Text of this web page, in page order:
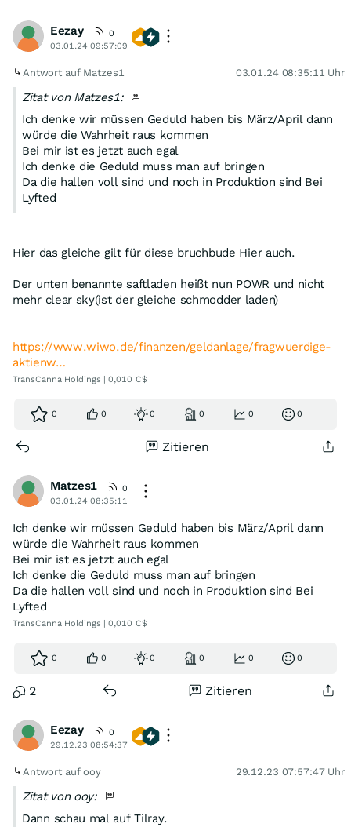
Eezay
0
03.01.24 09:57:09
Antwort auf Matzes1 03.01.24 08:35:11 Uhr
Zitat von Matzes1:
Ich denke wir müssen Geduld haben bis März/April dann
würde die Wahrheit raus kommen
Bei mir ist es jetzt auch egal
Ich denke die Geduld muss man auf bringen
Da die hallen voll sind und noch in Produktion sind Bei
Lyfted
Hier das gleiche gilt für diese bruchbude Hier auch.
Der unten benannte saftladen heißt nun POWR und nicht
mehr clear sky(ist der gleiche schmodder laden)
https://www.wiwo.de/finanzen/geldanlage/fragwuerdige-
aktienw…
TransCanna Holdings | 0,010 C$
0 0 0 0 0 0
Zitieren
Matzes1
0
03.01.24 08:35:11
Ich denke wir müssen Geduld haben bis März/April dann
würde die Wahrheit raus kommen
Bei mir ist es jetzt auch egal
Ich denke die Geduld muss man auf bringen
Da die hallen voll sind und noch in Produktion sind Bei
Lyfted
TransCanna Holdings | 0,010 C$
0 0 0 0 0 0
2 Zitieren
Eezay
0
29.12.23 08:54:37
Antwort auf ooy 29.12.23 07:57:47 Uhr
Zitat von ooy:
Dann schau mal auf Tilray.